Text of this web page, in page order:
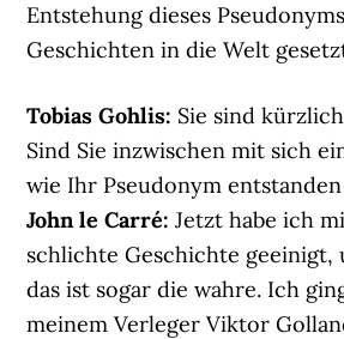
Entstehung dieses
Geschichten in die Welt
Tobias Gohlis: Sie sind
Sind Sie inzwischen mit sich
wie Ihr Pseudonym
John le Carré: Jetzt habe ich
schlichte Geschichte geeinigt,
das ist sogar die wahre. Ich
meinem Verleger Viktor